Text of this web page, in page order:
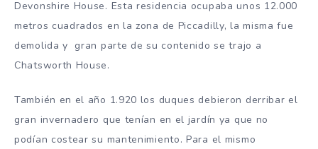
Devonshire House. Esta residencia ocupaba unos 12.000
metros cuadrados en la zona de Piccadilly, la misma fue
demolida y gran parte de su contenido se trajo a
Chatsworth House.
También en el año 1.920 los duques debieron derribar el
gran invernadero que tenían en el jardín ya que no
podían costear su mantenimiento. Para el mismo